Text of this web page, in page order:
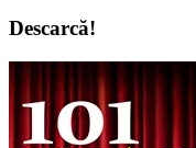
Descarcă!